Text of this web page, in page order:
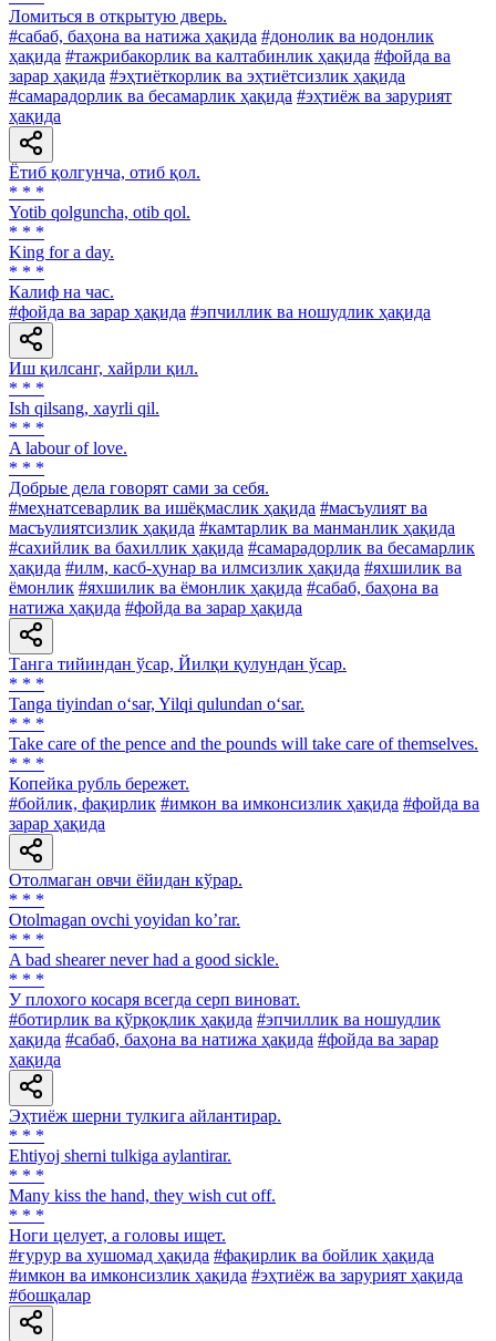
Ломиться в открытую дверь.
#сабаб, баҳона ва натижа ҳақида #донолик ва нодонлик
ҳақида #тажрибакорлик ва калтабинлик ҳақида #фойда ва
зарар ҳақида #эҳтиёткорлик ва эҳтиётсизлик ҳақида
#самарадорлик ва бесамарлик ҳақида #эҳтиёж ва зарурият
ҳақида
Ётиб қолгунча, отиб қол.
* * *
Yotib qolguncha, otib qol.
* * *
King for a day.
* * *
Калиф на час.
#фойда ва зарар ҳақида #эпчиллик ва ношудлик ҳақида
Иш қилсанг, хайрли қил.
* * *
Ish qilsang, xayrli qil.
* * *
A labour of love.
* * *
Добрые дела говорят сами за себя.
#меҳнатсеварлик ва ишёқмаслик ҳақида #масъулият ва
масъулиятсизлик ҳақида #камтарлик ва манманлик ҳақида
#сахийлик ва бахиллик ҳақида #самарадорлик ва бесамарлик
ҳақида #илм, касб-ҳунар ва илмсизлик ҳақида #яхшилик ва
ёмонлик #яхшилик ва ёмонлик ҳақида #сабаб, баҳона ва
натижа ҳақида #фойда ва зарар ҳақида
Танга тийиндан ўсар, Йилқи қулундан ўсар.
* * *
Tanga tiyindan o‘sar, Yilqi qulundan o‘sar.
* * *
Take care of the pence and the pounds will take care of themselves.
* * *
Копейка рубль бережет.
#бойлик, фақирлик #имкон ва имконсизлик ҳақида #фойда ва
зарар ҳақида
Отолмаган овчи ёйидан кўрар.
* * *
Otolmagan ovchi yoyidan koʼrar.
* * *
A bad shearer never had a good sickle.
* * *
У плохого косаря всегда серп виноват.
#ботирлик ва қўрқоқлик ҳақида #эпчиллик ва ношудлик
ҳақида #сабаб, баҳона ва натижа ҳақида #фойда ва зарар
ҳақида
Эҳтиёж шерни тулкига айлантирар.
* * *
Ehtiyoj sherni tulkiga aylantirar.
* * *
Many kiss the hand, they wish cut off.
* * *
Ноги целует, a головы ищет.
#ғурур ва хушомад ҳақида #фақирлик ва бойлик ҳақида
#имкон ва имконсизлик ҳақида #эҳтиёж ва зарурият ҳақида
#бошқалар